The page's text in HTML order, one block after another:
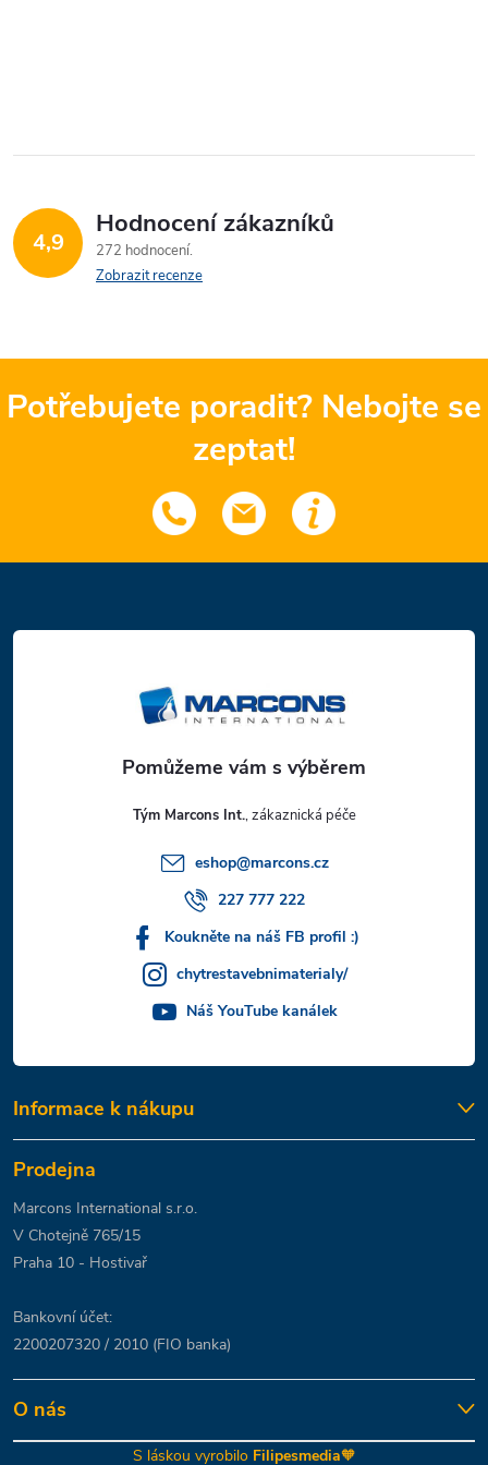
4,9
Hodnocení zákazníků
272 hodnocení
Zobrazit recenze
Potřebujete poradit? Nebojte se
zeptat!
á
Tým Marcons Int.
eshop@marcons.cz
227 777 222
Koukněte na náš FB profil :)
chytrestavebnimaterialy/
Náš YouTube kanálek
Informace k nákupu
Prodejna
Marcons International s.r.o.
V Chotejně 765/15
Praha 10 - Hostivař
Bankovní účet:
2200207320 / 2010 (FIO banka)
O nás
S láskou vyrobilo Filipesmedia🧡